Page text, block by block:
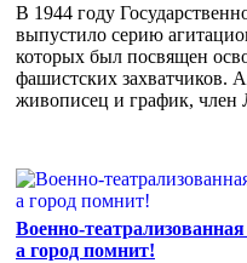
В 1944 году
выпустило серию
которых был посвящен
фашистских захватчиков.
живописец и график, член
Военно-
а город помнит!